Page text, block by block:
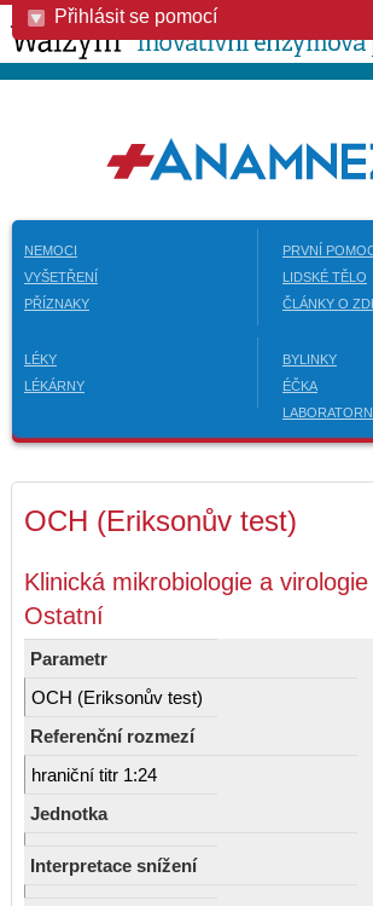
Přihlásit se pomocí
NEMOCI
VYŠETŘENÍ
PŘÍZNAKY
PRVNÍ
LIDSKÉ TĚLO
ČLÁNKY O
LÉKY
LÉKÁRNY
BYLINKY
ÉČKA
OCH (Eriksonův test)
Klinická mikrobiologie a
Ostatní
Parametr
OCH (Eriksonův test)
Referenční rozmezí
hraniční titr 1:24
Jednotka
Interpretace snížení